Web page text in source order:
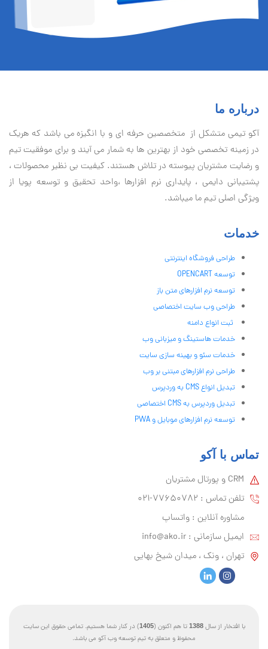
درباره ما
آكو تيمی متشکل از متخصصین حرفه ای و با انگیزه می باشد که هریک
در زمینه تخصصی خود از بهترین ها به شمار می آیند و برای موفقیت تيم
و رضایت مشتریان پیوسته در تلاش هستند. کیفیت بی نظير محصولات ،
پشتیبانی دايمی ، پایداری نرم افزارها ،واحد تحقیق و توسعه پویا از
ویژگی اصلی تیم ما میباشد.
خدمات
طراحی فروشگاه اینترنتی
توسعه OPENCART
توسعه نرم افزارهای متن باز
طراحی وب سایت اختصاصی
ثبت انواع دامنه
خدمات هاستینگ و میزبانی وب
خدمات سئو و بهینه سازی سایت
طراحی نرم افزارهای مبتنی بر وب
تبدیل انواع CMS به وردپرس
تبدیل وردپرس به CMS اختصاصی
توسعه نرم افزارهای موبایل و PWA
تماس با آکو
CRM و پورتال مشتریان
تلفن تماس :‌ 77650782-021
مشاوره آنلاین : واتساپ
ایمیل سازمانی :‌ info@ako.ir
تهران ، ونک ، میدان شیخ بهایی
با افتخار از سال1388 تا هم اکنون (1405) در کنار شما هستیم. تمامی حقوق این سایت
محفوظ و متعلق به تیم توسعه وب آکو می باشد.